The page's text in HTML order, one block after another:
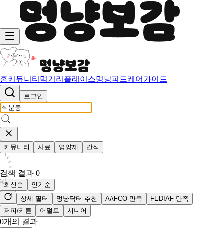
홈커뮤니티 먹거리 플레이스멍냥피드케어가이드
로그인
커뮤니티 사료 영양제 간식
검색 결과 0
최신순
인기순
상세 필터
멍냥닥터 추천 AAFCO 만족
FEDIAF 만족
퍼피/키튼
어덜트 시니어
0개의 결과